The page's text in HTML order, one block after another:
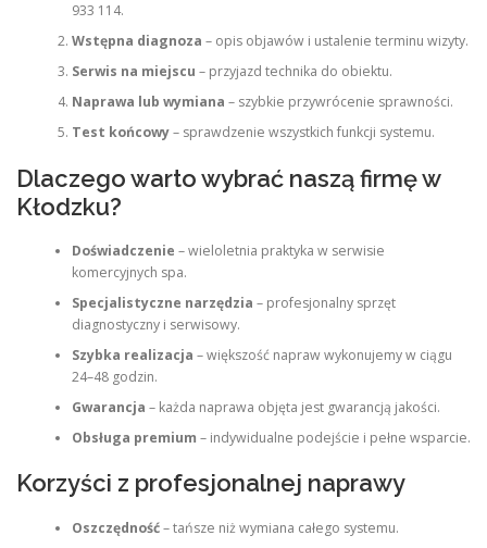
933 114.
Wstępna diagnoza – opis objawów i ustalenie terminu wizyty.
Serwis na miejscu – przyjazd technika do obiektu.
Naprawa lub wymiana – szybkie przywrócenie sprawności.
Test końcowy– sprawdzenie wszystkich funkcji systemu.
Dlaczego warto wybrać naszą firmę w
Kłodzku?
Doświadczenie – wieloletnia praktyka w serwisie
komercyjnych spa.
Specjalistyczne narzędzia – profesjonalny sprzęt
diagnostyczny i serwisowy.
Szybka realizacja – większość napraw wykonujemy w ciągu
24–48 godzin.
Gwarancja – każda naprawa objęta jest gwarancją jakości.
Obsługa premium – indywidualne podejście i pełne wsparcie.
Korzyści z profesjonalnej naprawy
Oszczędność– tańsze niż wymiana całego systemu.